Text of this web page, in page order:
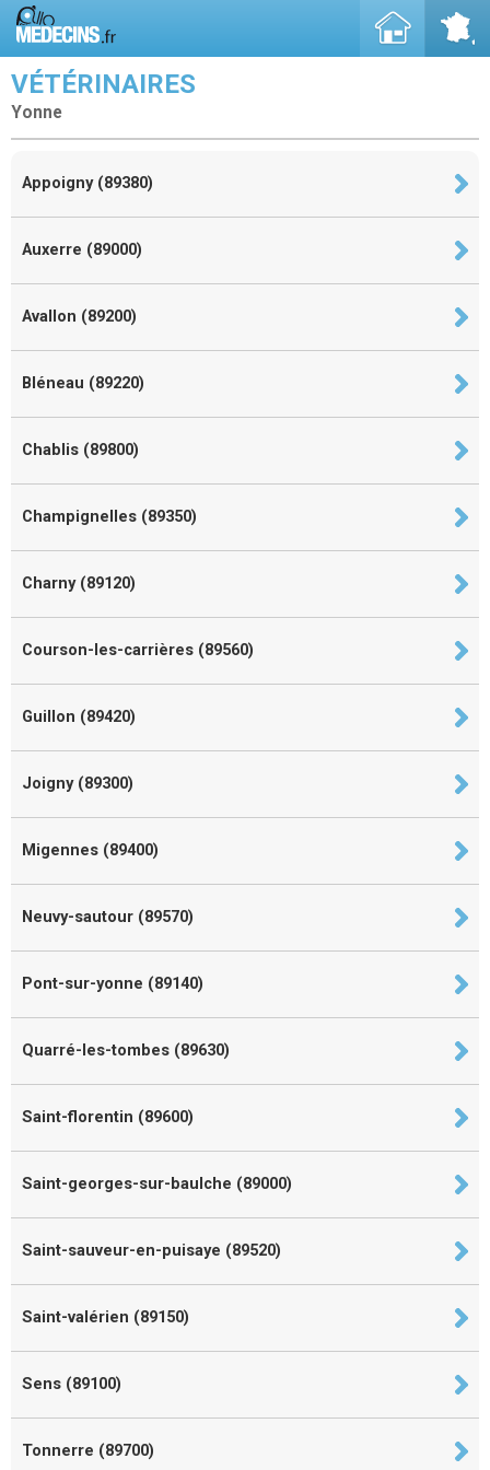
VÉTÉRINAIRES
Yonne
Appoigny (89380)
Auxerre (89000)
Avallon (89200)
Bléneau (89220)
Chablis (89800)
Champignelles (89350)
Charny (89120)
Courson-les-carrières (89560)
Guillon (89420)
Joigny (89300)
Migennes (89400)
Neuvy-sautour (89570)
Pont-sur-yonne (89140)
Quarré-les-tombes (89630)
Saint-florentin (89600)
Saint-georges-sur-baulche (89000)
Saint-sauveur-en-puisaye (89520)
Saint-valérien (89150)
Sens (89100)
Tonnerre (89700)